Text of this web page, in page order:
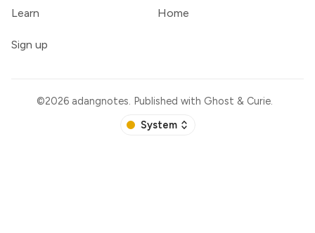
Learn
Home
Sign up
©2026 adangnotes. Published with Ghost & Curie.